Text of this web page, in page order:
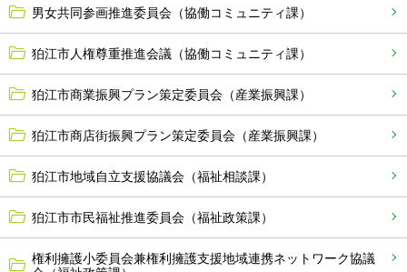
男女共同参画推進委員会（協働コミュニティ課）
狛江市人権尊重推進会議（協働コミュニティ課）
狛江市商業振興プラン策定委員会（産業振興課）
狛江市商店街振興プラン策定委員会（産業振興課）
狛江市地域自立支援協議会（福祉相談課）
狛江市市民福祉推進委員会（福祉政策課）
権利擁護小委員会兼権利擁護支援地域連携ネットワーク協議